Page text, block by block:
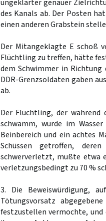
ungeklärter genauer
des Kanals ab. Der Posten
einen anderen Grabstein
Der Mitangeklagte E schoß
Flüchtling zu treffen, hätte
dem Schwimmer in
DDR-Grenzsoldaten gaben
ab.
Der Flüchtling, der während
schwamm, wurde im
Beinbereich und ein achtes
Schüssen getroffen,
schwerverletzt, mußte etwa
verletzungsbedingt zu 70 %
3. Die Beweiswürdigung,
Tötungsvorsatz
festzustellen vermochte, und